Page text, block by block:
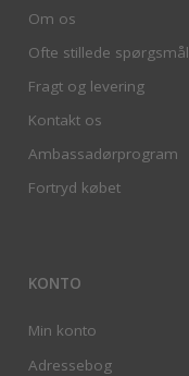
Om os
Ofte stillede spørgsmål
Fragt og levering
Kontakt os
Ambassadørprogram
Fortryd købet
KONTO
Min konto
Adressebog